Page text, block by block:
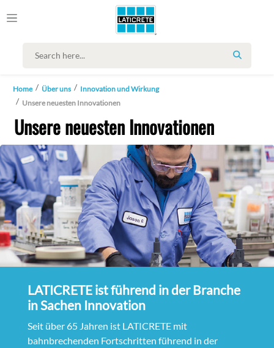
SEARCH
Home Über uns
Innovation und Wirkung
Unsere neuesten Innovationen
Unsere neuesten Innovationen
LATICRETE ist führend in der Branche
in Sachen Innovation
Seit über 65 Jahren ist LATICRETE mit
bahnbrechenden Fortschritten führend in der